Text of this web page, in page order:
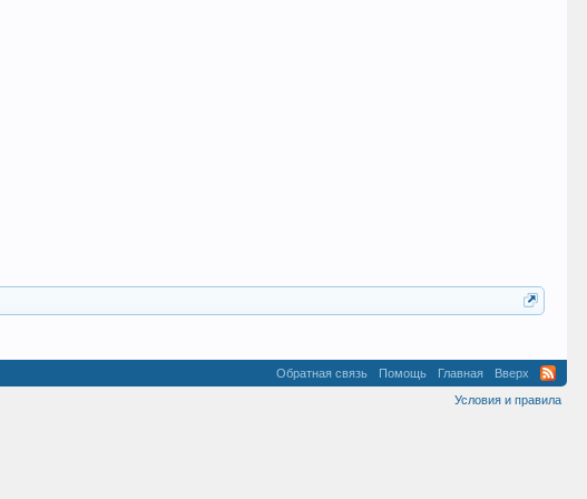
Обратная связь Помощь Главная
Вверх
Условия и правила